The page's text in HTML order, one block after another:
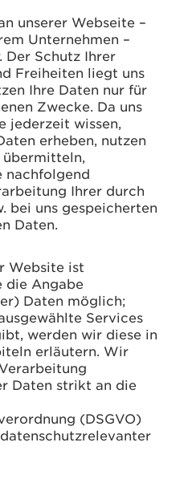
unserer Webseite –
Unternehmen –
Der Schutz Ihrer
Freiheiten liegt uns
Ihre Daten nur für
Zwecke. Da uns
jederzeit wissen,
erheben, nutzen
übermitteln,
nachfolgend
Ihrer durch
bei uns gespeicherten
Daten.
Website ist
die Angabe
Daten möglich;
Services
werden wir diese in
erläutern. Wir
Daten strikt an die
(DSGVO)